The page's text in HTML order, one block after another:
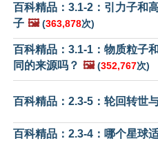
百科精品：3.1-2：引力子和
子 🖼️ (363,878次)
百科精品：3.1-1：物质粒子
同的来源吗？ 🖼️ (352,767次)
百科精品：2.3-5：轮回转世
百科精品：2.3-4：哪个星球